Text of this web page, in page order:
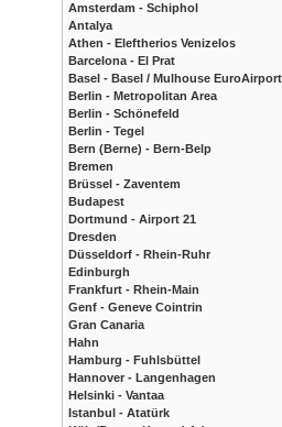
Amsterdam - Schiphol
Antalya
Athen - Eleftherios Venizelos
Barcelona - El Prat
Basel - Basel / Mulhouse EuroAirport
Berlin - Metropolitan Area
Berlin - Schönefeld
Berlin - Tegel
Bern (Berne) - Bern-Belp
Bremen
Brüssel - Zaventem
Budapest
Dortmund - Airport 21
Dresden
Düsseldorf - Rhein-Ruhr
Edinburgh
Frankfurt - Rhein-Main
Genf - Geneve Cointrin
Gran Canaria
Hahn
Hamburg - Fuhlsbüttel
Hannover - Langenhagen
Helsinki - Vantaa
Istanbul - Atatürk